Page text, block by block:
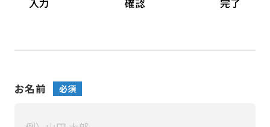
入力 確認 完了
お名前 必須